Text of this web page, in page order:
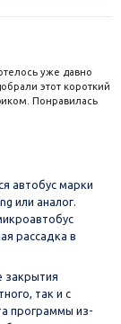
уже давно
этот короткий
Понравилась
автобус марки
или аналог.
рассадка в
закрытия
так и с
программы из-